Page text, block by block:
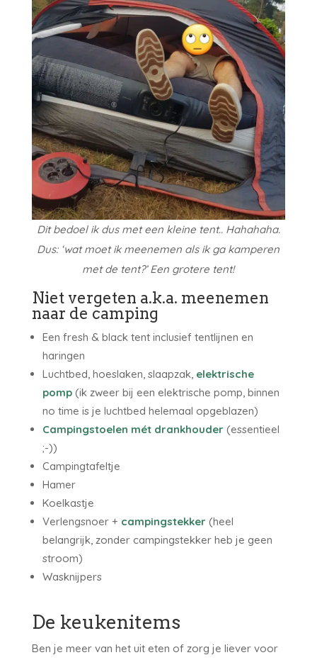
Dit bedoel ik dus met een kleine tent.. Hahahaha.
Dus: ‘wat moet ik meenemen als ik ga kamperen
met de tent?’ Een grotere tent!
Niet vergeten a.k.a. meenemen
naar de camping
Een fresh & black tent inclusief tentlijnen en
haringen
Luchtbed, hoeslaken, slaapzak, elektrische
pomp(ik zweer bij een elektrische pomp, binnen
no time is je luchtbed helemaal opgeblazen)
Campingstoelen mét drankhouder (essentieel
;-))
Campingtafeltje
Hamer
Koelkastje
Verlengsnoer + campingstekker (heel
belangrijk, zonder campingstekker heb je geen
stroom)
Wasknijpers
De keukenitems
Ben je meer van het uit eten of zorg je liever voor